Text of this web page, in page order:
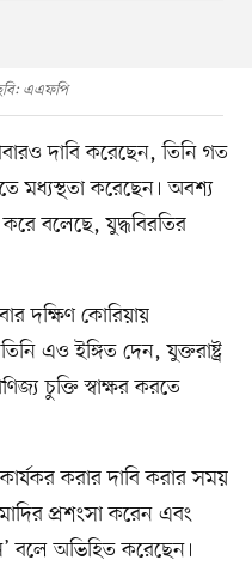
এএফপি
দাবি করেছেন, তিনি গত
মধ্যস্থতা করেছেন। অবশ্য
করে বলেছে, যুদ্ধবিরতির
দক্ষিণ কোরিয়ায়
এও ইঙ্গিত দেন, যুক্তরাষ্ট্র
চুক্তি স্বাক্ষর করতে
করার দাবি করার সময়
মোদির প্রশংসা করেন এবং
বলে অভিহিত করেছেন।